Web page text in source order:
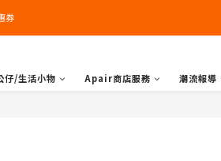
券
券
助請洽官line:@apair)
仔/生活小物 Apair商店服務 潮流報導